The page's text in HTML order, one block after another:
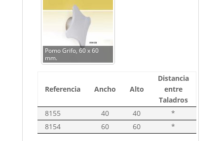
Pomo Grifo, 60 x 60
mm.
Referencia Ancho Alto
Distancia
entre
Taladros
8155
40 40
*
8154
60 60 *